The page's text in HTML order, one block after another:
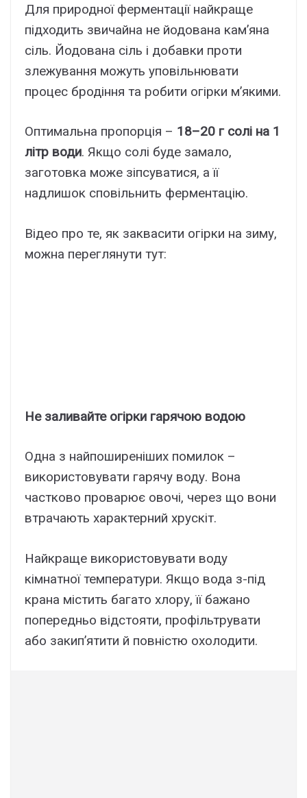
Для природної ферментації найкраще
підходить звичайна не йодована кам’яна
сіль. Йодована сіль і добавки проти
злежування можуть уповільнювати
процес бродіння та робити огірки м’якими.
Оптимальна пропорція – 18–20 г солі на 1
літр води. Якщо солі буде замало,
заготовка може зіпсуватися, а її
надлишок сповільнить ферментацію.
Відео про те, як заквасити огірки на зиму,
можна переглянути тут:
Не заливайте огірки гарячою водою
Одна з найпоширеніших помилок –
використовувати гарячу воду. Вона
частково проварює овочі, через що вони
втрачають характерний хрускіт.
Найкраще використовувати воду
кімнатної температури. Якщо вода з-під
крана містить багато хлору, її бажано
попередньо відстояти, профільтрувати
або закип’ятити й повністю охолодити.